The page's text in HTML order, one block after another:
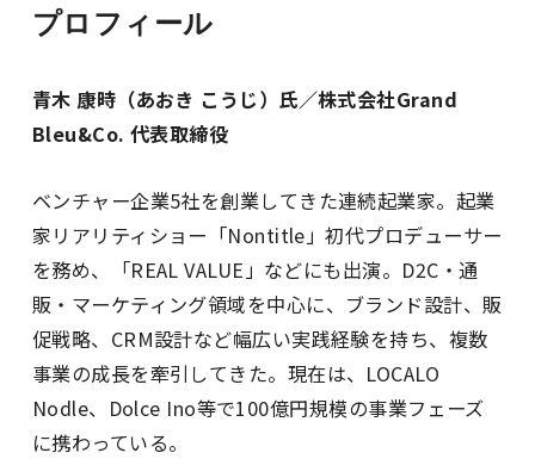
プロフィール
青木 康時（あおき こうじ）氏／株式会社Grand
Bleu&Co. 代表取締役
ベンチャー企業5社を創業してきた連続起業家。起業
家リアリティショー「Nontitle」初代プロデューサー
を務め、「REAL VALUE」などにも出演。D2C・通
販・マーケティング領域を中心に、ブランド設計、販
促戦略、CRM設計など幅広い実践経験を持ち、複数
事業の成長を牽引してきた。現在は、LOCALO
Nodle、Dolce Ino等で100億円規模の事業フェーズ
に携わっている。